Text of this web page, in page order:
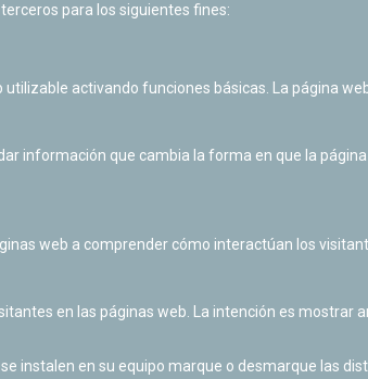
para los siguientes fines:
utilizable activando funciones básicas. La página
información que cambia la forma en que la
web a comprender cómo interactúan los
en las páginas web. La intención es mostrar
instalen en su equipo marque o desmarque las